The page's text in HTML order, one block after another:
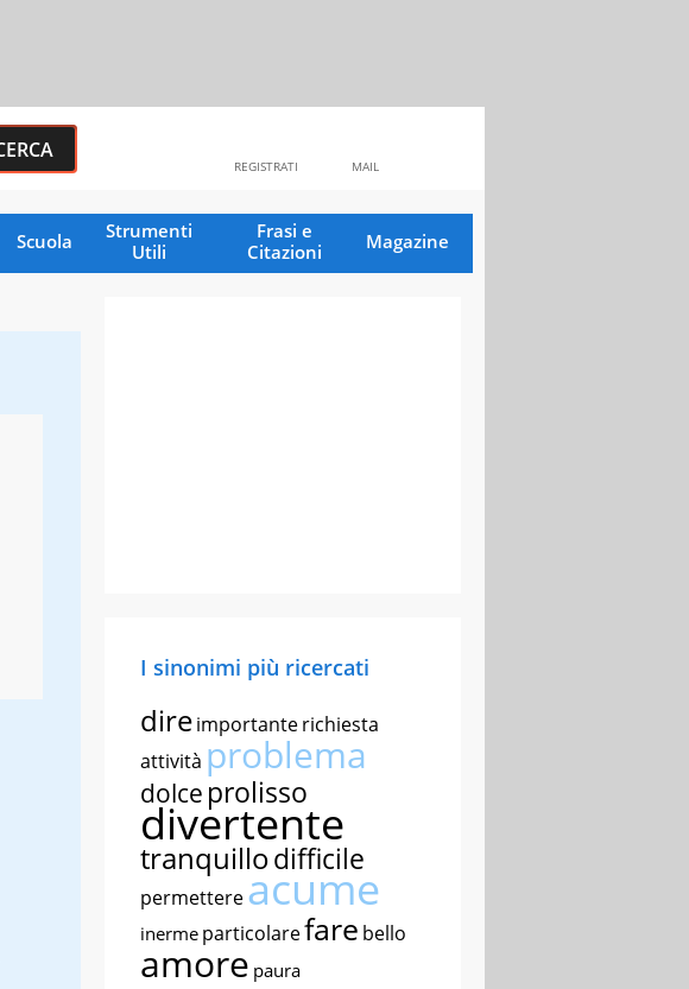
MAIL
REGISTRATI
Scuola
Strumenti
Utili
Frasi e
Citazioni
Magazine
I sinonimi più ricercati
direimportanterichiesta
attività problema
dolce prolisso
divertente
tranquillodifficile
permettereacume
inerme particolarefare bello
amore paura